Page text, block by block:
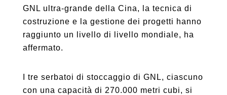
GNL ultra-grande della Cina, la tecnica di
costruzione e la gestione dei progetti hanno
raggiunto un livello di livello mondiale, ha
affermato.
I tre serbatoi di stoccaggio di GNL, ciascuno
con una capacità di 270.000 metri cubi, si